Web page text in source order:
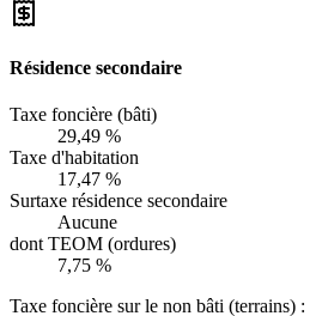
Résidence secondaire
Taxe foncière (bâti)
29,49 %
Taxe d'habitation
17,47 %
Surtaxe résidence secondaire
Aucune
dont TEOM (ordures)
7,75 %
Taxe foncière sur le non bâti (terrains) :